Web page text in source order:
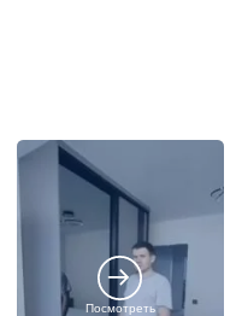
Посмотреть